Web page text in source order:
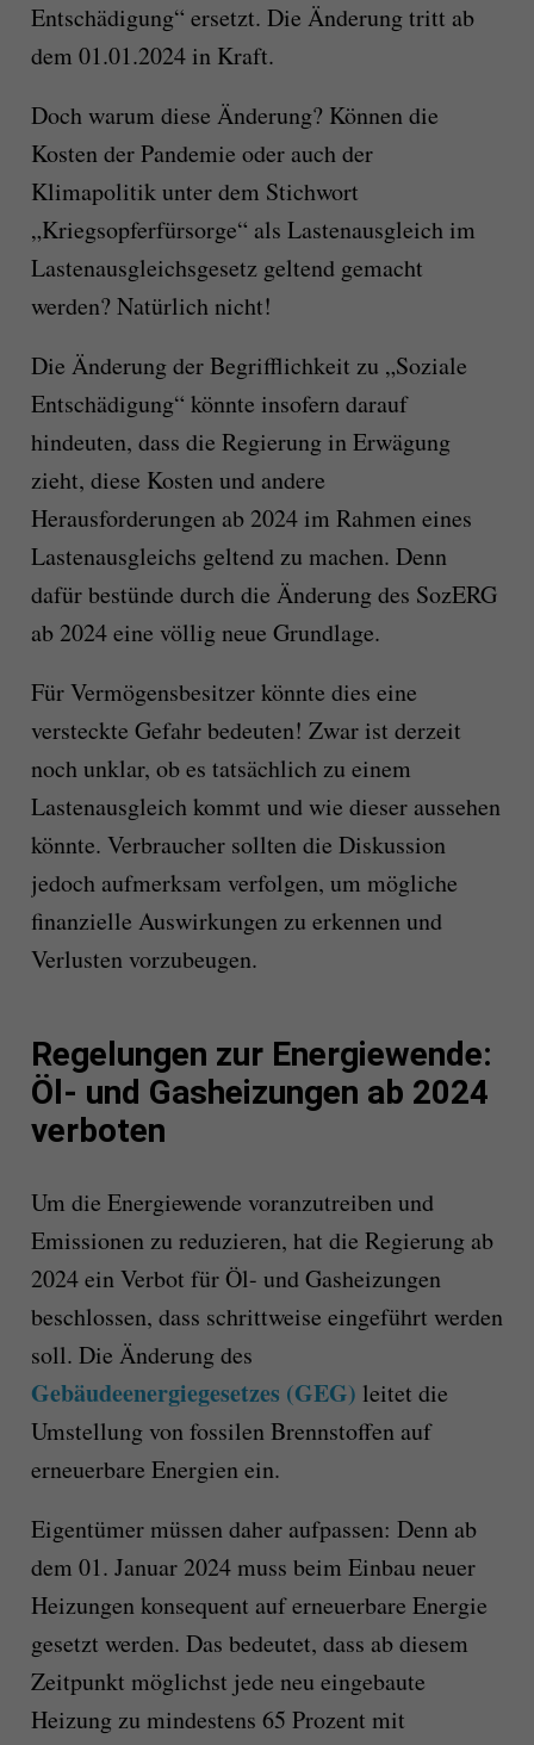
Entschädigung“ ersetzt. Die Änderung tritt ab
dem 01.01.2024 in Kraft.
Doch warum diese Änderung? Können die
Kosten der Pandemie oder auch der
Klimapolitik unter dem Stichwort
„Kriegsopferfürsorge“ als Lastenausgleich im
Lastenausgleichsgesetz geltend gemacht
werden? Natürlich nicht!
Die Änderung der Begrifflichkeit zu „Soziale
Entschädigung“ könnte insofern darauf
hindeuten, dass die Regierung in Erwägung
zieht, diese Kosten und andere
Herausforderungen ab 2024 im Rahmen eines
Lastenausgleichs geltend zu machen. Denn
dafür bestünde durch die Änderung des SozERG
ab 2024 eine völlig neue Grundlage.
Für Vermögensbesitzer könnte dies eine
versteckte Gefahr bedeuten! Zwar ist derzeit
noch unklar, ob es tatsächlich zu einem
Lastenausgleich kommt und wie dieser aussehen
könnte. Verbraucher sollten die Diskussion
jedoch aufmerksam verfolgen, um mögliche
finanzielle Auswirkungen zu erkennen und
Verlusten vorzubeugen.
Regelungen zur Energiewende:
Öl- und Gasheizungen ab 2024
verboten
Um die Energiewende voranzutreiben und
Emissionen zu reduzieren, hat die Regierung ab
2024 ein Verbot für Öl- und Gasheizungen
beschlossen, dass schrittweise eingeführt werden
soll. Die Änderung des
Gebäudeenergiegesetzes (GEG) leitet die
Umstellung von fossilen Brennstoffen auf
erneuerbare Energien ein.
Eigentümer müssen daher aufpassen: Denn ab
dem 01. Januar 2024 muss beim Einbau neuer
Heizungen konsequent auf erneuerbare Energie
gesetzt werden. Das bedeutet, dass ab diesem
Zeitpunkt möglichst jede neu eingebaute
Heizung zu mindestens 65 Prozent mit